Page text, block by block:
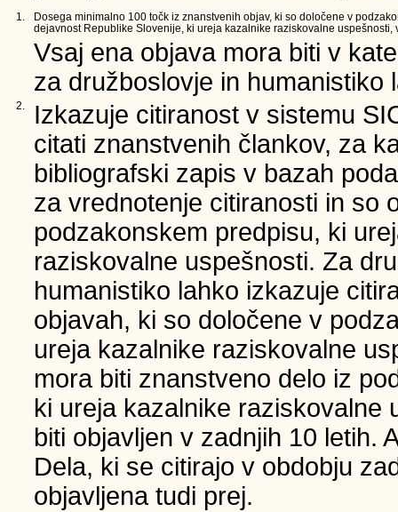
1.
Dosega minimalno 100 točk iz znanstvenih objav, ki so določene v
dejavnost Republike Slovenije, ki ureja kazalnike raziskovalne uspešnosti,
Vsaj ena objava mora biti v
za družboslovje in humanistiko
2.
Izkazuje citiranost v sistemu
citati znanstvenih člankov, za
bibliografski zapis v bazah
za vrednotenje citiranosti in so
podzakonskem predpisu, ki
raziskovalne uspešnosti. Za
humanistiko lahko izkazuje
objavah, ki so določene v
ureja kazalnike raziskovalne
mora biti znanstveno delo iz
ki ureja kazalnike raziskovalne
biti objavljen v zadnjih 10 letih.
Dela, ki se citirajo v obdobju
objavljena tudi prej.